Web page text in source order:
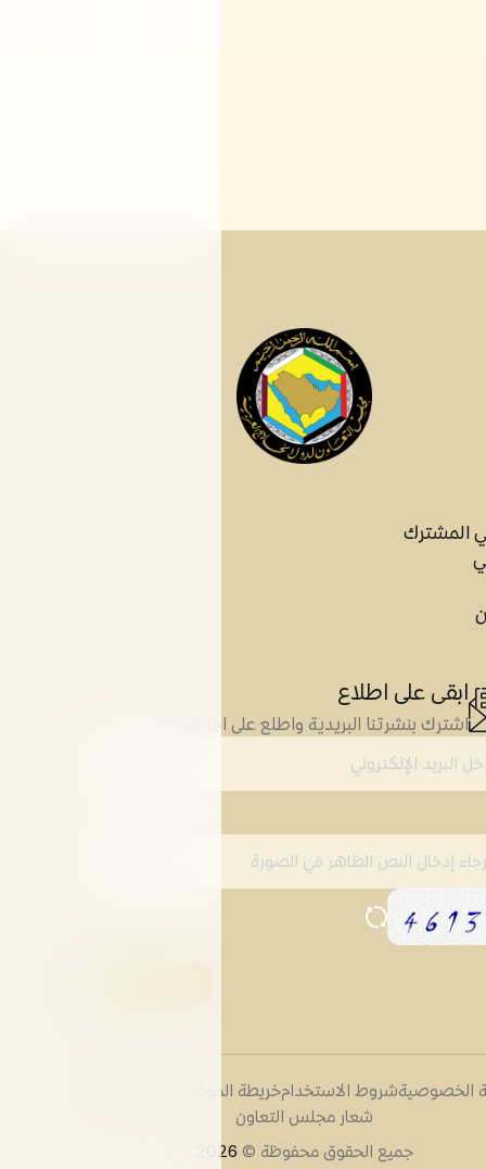
المشترك
ابقى على اطلاع
اشترك بنشرتنا البريدية واطلع على اخر التطورات
الخصوصيةشروط الاستخدامخريطة الموقع
شعار مجلس التعاون
جميع الحقوق محفوظة © 2026